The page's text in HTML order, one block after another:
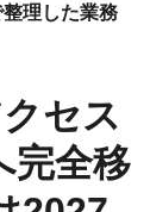
理した業務
セス
完全移